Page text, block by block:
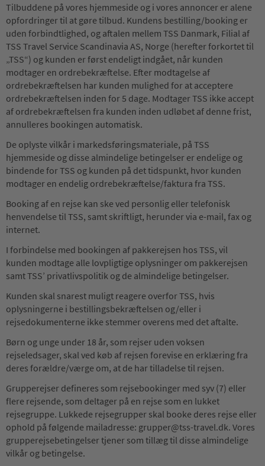
Tilbuddene på vores hjemmeside og i vores annoncer er alene
opfordringer til at gøre tilbud. Kundens bestilling/booking er
uden forbindtlighed, og aftalen mellem TSS Danmark, Filial af
TSS Travel Service Scandinavia AS, Norge (herefter forkortet til
„TSS“) og kunden er først endeligt indgået, når kunden
modtager en ordrebekræftelse. Efter modtagelse af
ordrebekræftelsen har kunden mulighed for at acceptere
ordrebekræftelsen inden for 5 dage. Modtager TSS ikke accept
af ordrebekræftelsen fra kunden inden udløbet af denne frist,
annulleres bookingen automatisk.
De oplyste vilkår i markedsføringsmateriale, på TSS
hjemmeside og disse almindelige betingelser er endelige og
bindende for TSS og kunden på det tidspunkt, hvor kunden
modtager en endelig ordrebekræftelse/faktura fra TSS.
Booking af en rejse kan ske ved personlig eller telefonisk
henvendelse til TSS, samt skriftligt, herunder via e-mail, fax og
internet.
I forbindelse med bookingen af pakkerejsen hos TSS, vil
kunden modtage alle lovpligtige oplysninger om pakkerejsen
samt TSS’ privatlivspolitik og de almindelige betingelser.
Kunden skal snarest muligt reagere overfor TSS, hvis
oplysningerne i bestillingsbekræftelsen og/eller i
rejsedokumenterne ikke stemmer overens med det aftalte.
Børn og unge under 18 år, som rejser uden voksen
rejseledsager, skal ved køb af rejsen forevise en erklæring fra
deres forældre/værge om, at de har tilladelse til rejsen.
Grupperejser defineres som rejsebookinger med syv (7) eller
flere rejsende, som deltager på en rejse som en lukket
rejsegruppe. Lukkede rejsegrupper skal booke deres rejse eller
ophold på følgende mailadresse: grupper@tss-travel.dk. Vores
grupperejsebetingelser tjener som tillæg til disse almindelige
vilkår og betingelse.